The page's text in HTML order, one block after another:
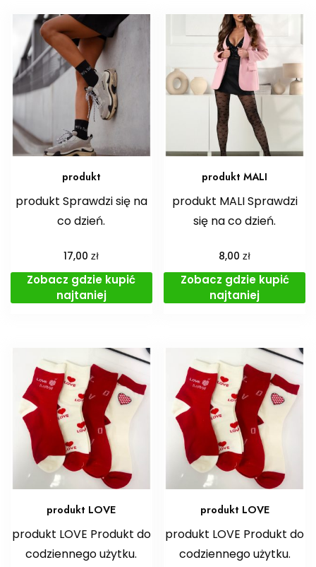
produkt
produkt Sprawdzi się na
co dzień.
17,00zł
Zobacz gdzie kupić
najtaniej
produkt MALI
produkt MALI Sprawdzi
się na co dzień.
8,00zł
Zobacz gdzie kupić
najtaniej
produkt LOVE
produkt LOVE Produkt do
codziennego użytku.
produkt LOVE
produkt LOVE Produkt do
codziennego użytku.